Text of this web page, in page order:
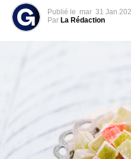
Publié le mar 31 Jan
Par La Rédaction